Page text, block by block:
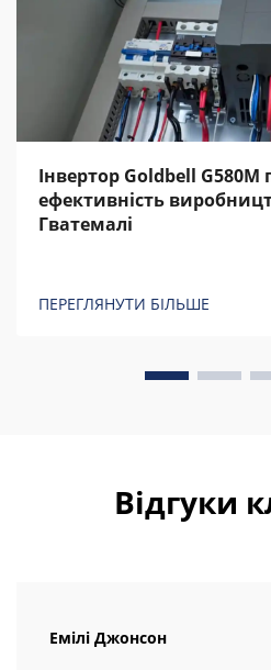
Інвертор Goldbell G580M
ефективність
Гватемалі
ПЕРЕГЛЯНУТИ БІЛЬШЕ
Відгуки
Емілі Джонсон